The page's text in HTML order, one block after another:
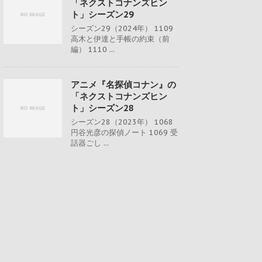
「ネクストコナンズヒン
ト」シーズン29
シーズン29（2024年） 1109
高木と伊達と手帳の約束（前
編） 1110 ...
アニメ『名探偵コナン』の
「ネクストコナンズヒン
ト」シーズン28
シーズン28（2023年） 1068
円谷光彦の探偵ノート 1069 受
話器ごし ...